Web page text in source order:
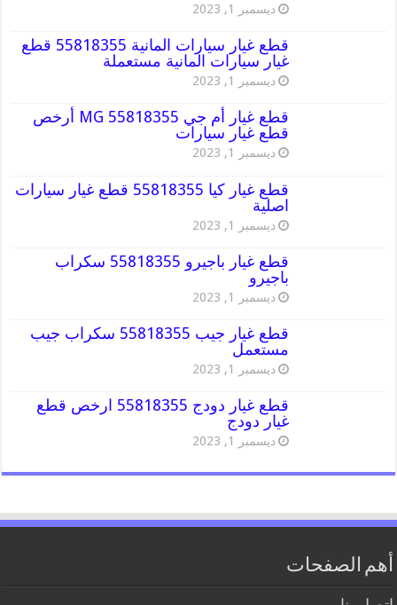
ديسمبر 1, 2023
قطع غيار سيارات المانية 55818355 قطع
غيار سيارات المانية مستعملة
ديسمبر 1, 2023
قطع غيار أم جي MG 55818355 أرخص
قطع غيار سيارات
ديسمبر 1, 2023
قطع غيار كيا 55818355 قطع غيار سيارات
اصلية
ديسمبر 1, 2023
قطع غيار باجيرو 55818355 سكراب
باجيرو
ديسمبر 1, 2023
قطع غيار جيب 55818355 سكراب جيب
مستعمل
ديسمبر 1, 2023
قطع غيار دودج 55818355 ارخص قطع
غيار دودج
ديسمبر 1, 2023
أهم الصفحات